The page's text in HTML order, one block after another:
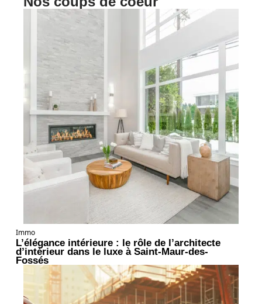
Immo
L’élégance intérieure : le rôle de l’architecte
d’intérieur dans le luxe à Saint-Maur-des-
Fossés